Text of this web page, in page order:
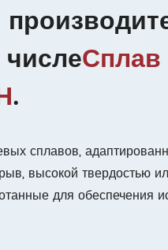
Сплав
.
сплавов,
высокой твердостью
для обеспечения